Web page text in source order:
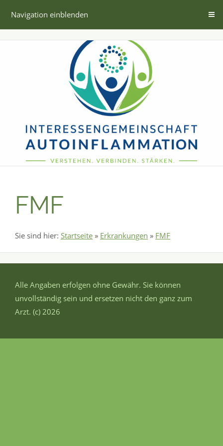
Navigation einblenden
FMF
Sie sind hier: Startseite » Erkrankungen » FMF
Alle Angaben erfolgen ohne Gewähr. Sie können
unvollständig sein und ersetzen nicht den ganz zum
Arzt. (c) 2026